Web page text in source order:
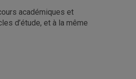
académiques et
d’étude, et à la même